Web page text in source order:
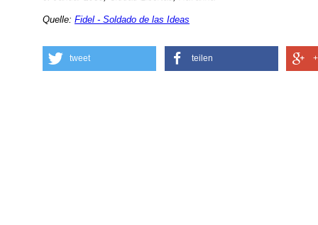
Quelle: Fidel - Soldado de las Ideas
tweet teilen